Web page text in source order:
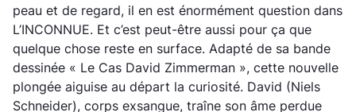
peau et de regard, il en est énormément question dans
L’INCONNUE. Et c’est peut-être aussi pour ça que
quelque chose reste en surface. Adapté de sa bande
dessinée « Le Cas David Zimmerman », cette nouvelle
plongée aiguise au départ la curiosité. David (Niels
Schneider), corps exsangue, traîne son âme perdue